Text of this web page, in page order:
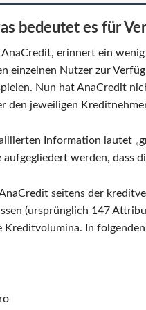
bedeutet es für
AnaCredit, erinnert ein
einzelnen Nutzer zur
Nun hat AnaCredit
den jeweiligen
Information lautet
aufgegliedert werden, dass
seitens der
(ursprünglich 147
In